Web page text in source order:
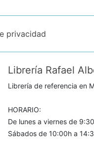
privacidad
Librería Rafael
Librería de referencia en
HORARIO:
De lunes a viernes de
Sábados de 10:00h a